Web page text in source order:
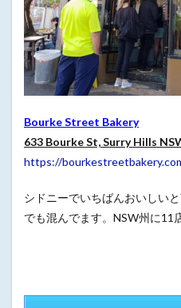
Bourke Street Bakery
633 Bourke St, Surry Hills
https://
シドニーでいちばんおいしい
でも混んでます。NSW州に11